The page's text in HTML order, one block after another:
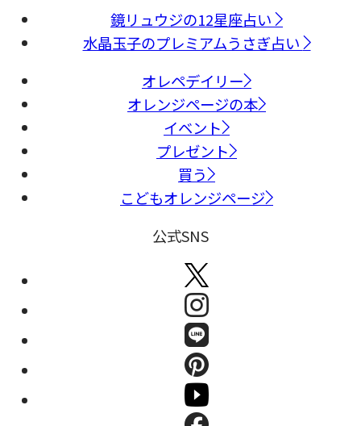
鏡リュウジの12星座占い
水晶玉子のプレミアムうさぎ占い
オレペデイリー
オレンジページの本
イベント
プレゼント
買う
こどもオレンジページ
公式SNS